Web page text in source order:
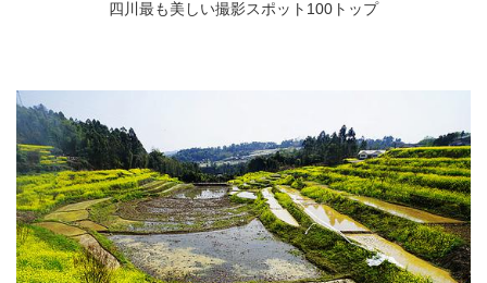
四川最も美しい撮影スポット100トップ